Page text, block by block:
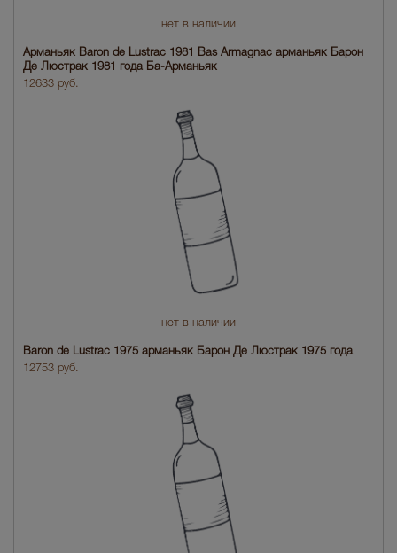
нет в наличии
Арманьяк Baron de Lustrac 1981 Bas Armagnac арманьяк Барон
Де Люстрак 1981 годa Ба-Арманьяк
12633 руб.
нет в наличии
Baron de Lustrac 1975 арманьяк Барон Де Люстрак 1975 года
12753 руб.